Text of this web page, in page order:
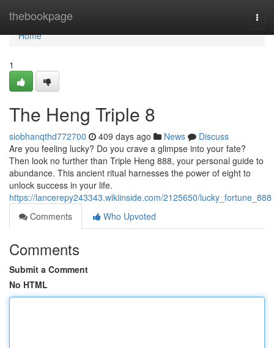
thebookpage
Home
Home
1
The Heng Triple 8
siobhanqthd772700 409 days ago News
Discuss
Are you feeling lucky? Do you crave a glimpse into your fate?
Then look no further than Triple Heng 888, your personal guide to
abundance. This ancient ritual harnesses the power of eight to
unlock success in your life.
https://lancerepy243343.wikiinside.com/2125650/lucky_fortune_888
Comments
Who Upvoted
Comments
Submit a Comment
No HTML